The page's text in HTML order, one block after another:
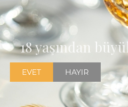
dünyanın en iyi viskisi seçmesi
çevrilmesine neden oldu.
18 yaşından
EVET HAYIR